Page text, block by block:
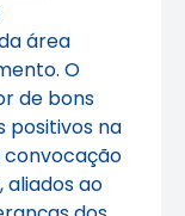
área
O
de bons
positivos na
convocação
aliados ao